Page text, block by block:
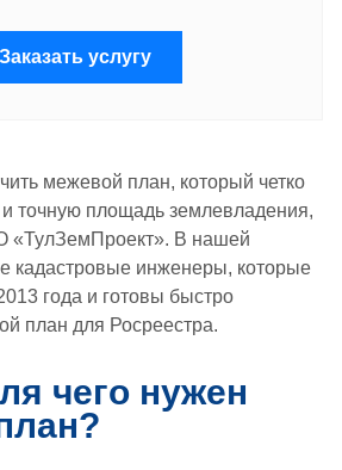
Заказать услугу
межевой план, который четко
точную площадь землевладения,
«ТулЗемПроект». В нашей
кадастровые инженеры, которые
года и готовы быстро
план для Росреестра.
чего нужен